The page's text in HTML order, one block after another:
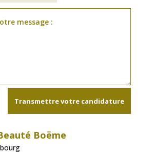
Transmettre votre candidature
Boëme